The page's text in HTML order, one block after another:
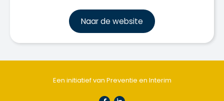
Naar de website
Een initiatief van Preventie en Interim